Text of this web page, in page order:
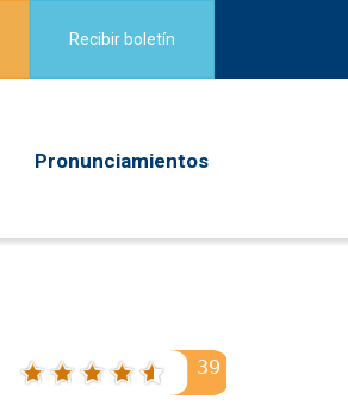
Recibir boletín
Pronunciamientos
39